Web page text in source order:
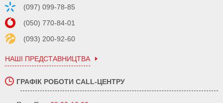
(097) 099-78-85
(050) 770-84-01
(093) 200-92-60
НАШІ ПРЕДСТАВНИЦТВА
ГРАФІК РОБОТИ CALL-ЦЕНТРУ